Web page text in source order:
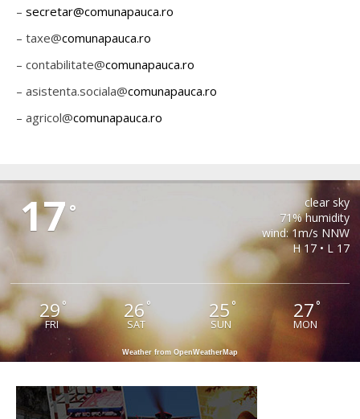
– secretar@comunapauca.ro
– taxe@comunapauca.ro
– contabilitate@comunapauca.ro
– asistenta.sociala@comunapauca.ro
– agricol@comunapauca.ro
17 °
clear sky
71% humidity
wind: 1m/s NNW
H 17 • L 17
29°
FRI
26°
SAT
25 °
SUN
27°
MON
Weather from OpenWeatherMap